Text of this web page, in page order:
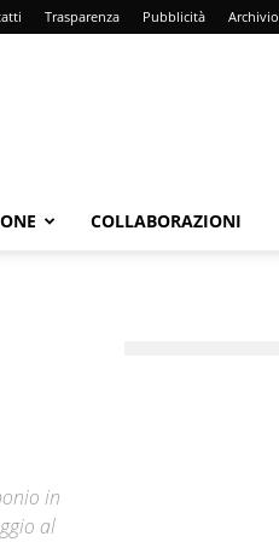
Trasparenza Pubblicità Archivio
COLLABORAZIONI
in
al